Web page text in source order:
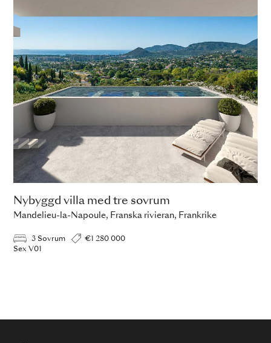
Nybyggd villa med tre sovrum
Mandelieu-la-Napoule, Franska rivieran, Frankrike
3 Sovrum
€1 280 000
Sex V01